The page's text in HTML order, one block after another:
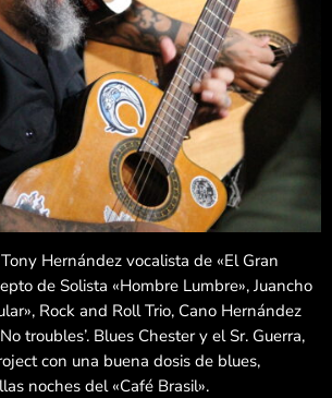
Hernández vocalista de «El Gran
de Solista «Hombre Lumbre», Juancho
Rock and Roll Trio, Cano Hernández
troubles’. Blues Chester y el Sr. Guerra,
con una buena dosis de blues,
noches del «Café Brasil».